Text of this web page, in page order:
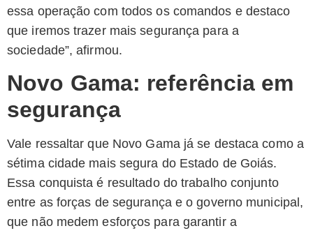
essa operação com todos os comandos e destaco
que iremos trazer mais segurança para a
sociedade”, afirmou.
Novo Gama: referência em
segurança
Vale ressaltar que Novo Gama já se destaca como a
sétima cidade mais segura do Estado de Goiás.
Essa conquista é resultado do trabalho conjunto
entre as forças de segurança e o governo municipal,
que não medem esforços para garantir a